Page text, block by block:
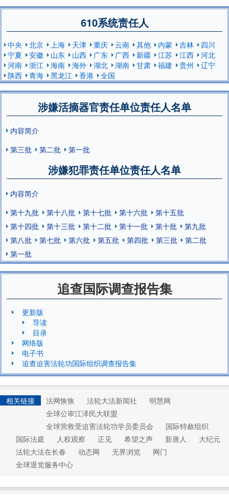
610系统责任人
中央 北京 上海 天津 重庆 云南 其他 内蒙 吉林
四川
宁夏
安徽 山东 山西 广东 广西 新疆 江苏 江西
河北
河南
浙江 海南 海外 湖北 湖南 甘肃 福建 贵州
辽宁
陕西
青海 黑龙江 香港 全国
涉嫌活摘器官责任单位责任人名单
内容简介
第三批
第二批 第一批
涉嫌犯罪责任单位责任人名单
内容简介
第十九批
第十八批 第十七批 第十六批
第十五批
第十四批
第十三批 第十二批 第十一批 第十批
第九批
第八批
第七批 第六批 第五批 第四批 第三批
第二批
第一批
追查国际调查报告集
更新版
导读
目录
网络版
电子书
追查迫害法轮功国际组织调查报告集
相关链接 法网恢恢 法轮大法新闻社
明慧网
全球公审江泽民大联盟
全球营救受迫害法轮功学员委员会
国际特赦组织
国际法庭
人权观察 正见 希望之声 新唐人
大纪元
法轮大法在长春
动态网 无界浏览
网门
全球退党服务中心